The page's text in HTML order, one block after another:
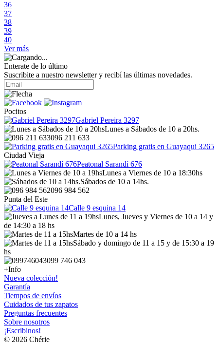
36
37
38
39
40
Ver más
Enterate de lo último
Suscribite a nuestro newsletter y recibí las últimas novedades.
Pocitos
Gabriel Pereira 3297
Lunes a Sábados de 10 a 20hs.
096 211 633
Parking gratis en Guayaqui 3265
Ciudad Vieja
Peatonal Sarandí 676
Lunes a Viernes de 10 a 18:30hs
Sábados de 10 a 14hs.
096 984 562
Punta del Este
Calle 9 esquina 14
Lunes, Jueves y Viernes de 10 a 14 y
de 14:30 a 18 hs
Martes de 10 a 14 hs
Sábado y domingo de 11 a 15 y de 15:30 a 19
hs
099 746 043
+Info
Nueva colección!
Garantía
Tiempos de envíos
Cuidados de tus zapatos
Preguntas frecuentes
Sobre nosotros
¡Escribinos!
© 2026 Chérie